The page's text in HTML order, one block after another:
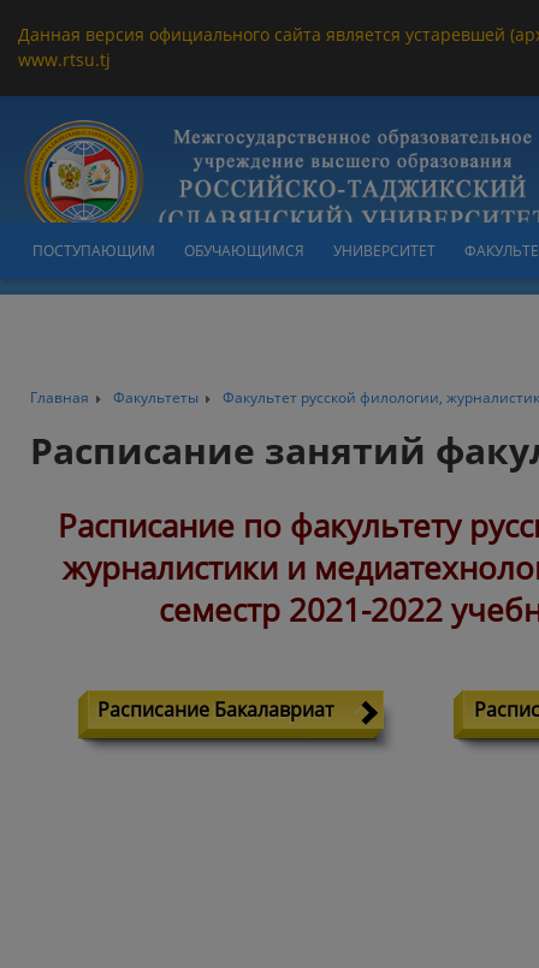
Данная версия официального сайта является устаревшей
www.rtsu.tj
ПОСТУПАЮЩИМ ОБУЧАЮЩИМСЯ УНИВЕРСИТЕТ
Главная Факультеты Факультет русской филологии,
Расписание занятий
Расписание по факультету
журналистики и
семестр 2021-2022
Расписание Бакалавриат